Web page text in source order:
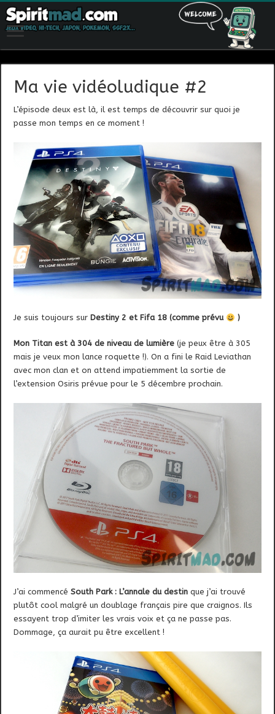
Ma vie vidéoludique #2
L’épisode deux est là, il est temps de découvrir sur quoi je
passe mon temps en ce moment !
Je suis toujours sur Destiny 2 et Fifa 18 (comme prévu )
Mon Titan est à 304 de niveau de lumière (je peux être à 305
mais je veux mon lance roquette !). On a fini le Raid Leviathan
avec mon clan et on attend impatiemment la sortie de
l’extension Osiris prévue pour le 5 décembre prochain.
J’ai commencéSouth Park : L’annale du destin que j’ai trouvé
plutôt cool malgré un doublage français pire que craignos. Ils
essayent trop d’imiter les vrais voix et ça ne passe pas.
Dommage, ça aurait pu être excellent !